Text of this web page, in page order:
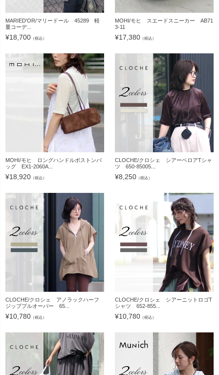
MARIED'OR/マリードール 45289 軽
量コーデ...
¥18,700 （税込）
MOHI/モヒ スエードスニーカー AB71
3-11
¥17,380 （税込）
MOHI/モヒ ロングハンドルボストンバ
ッグ EX1-2060A...
¥18,920 （税込）
CLOCHE/クロシェ シアーベロアTシャ
ツ 650-85005...
¥8,250 （税込）
CLOCHE/クロシェ アノラックハーフ
ジッププルオーバー 65...
¥10,780 （税込）
CLOCHE/クロシェ シアーニットロゴT
シャツ 652-855...
¥10,780 （税込）